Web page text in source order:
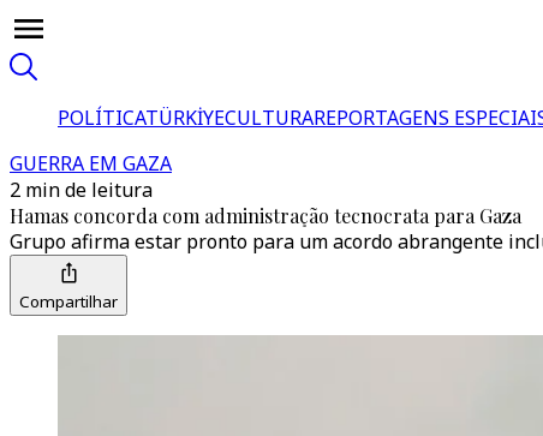
POLÍTICATÜRKİYECULTURAREPORTAGENS
GUERRA EM GAZA
2 min de leitura
Hamas concorda com administração tecnocrata para Gaza
Grupo afirma estar pronto para um acordo abrangente
Compartilhar